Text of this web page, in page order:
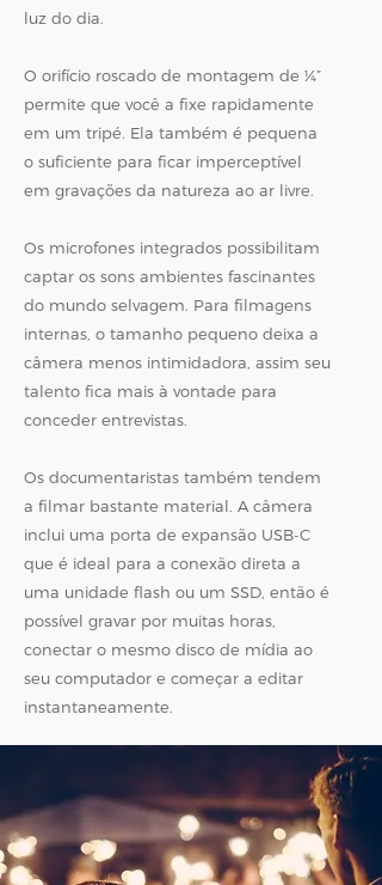
luz do dia.
O orifício roscado de montagem de ¼”
permite que você a fixe rapidamente
em um tripé. Ela também é pequena
o suficiente para ficar imperceptível
em gravações da natureza ao ar livre.
Os microfones integrados possibilitam
captar os sons ambientes fascinantes
do mundo selvagem. Para filmagens
internas, o tamanho pequeno deixa a
câmera menos intimidadora, assim seu
talento fica mais à vontade para
conceder entrevistas.
Os documentaristas também tendem
a filmar bastante material. A câmera
inclui uma porta de expansão USB-C
que é ideal para a conexão direta a
uma unidade flash ou um SSD, então é
possível gravar por muitas horas,
conectar o mesmo disco de mídia ao
seu computador e começar a editar
instantaneamente.